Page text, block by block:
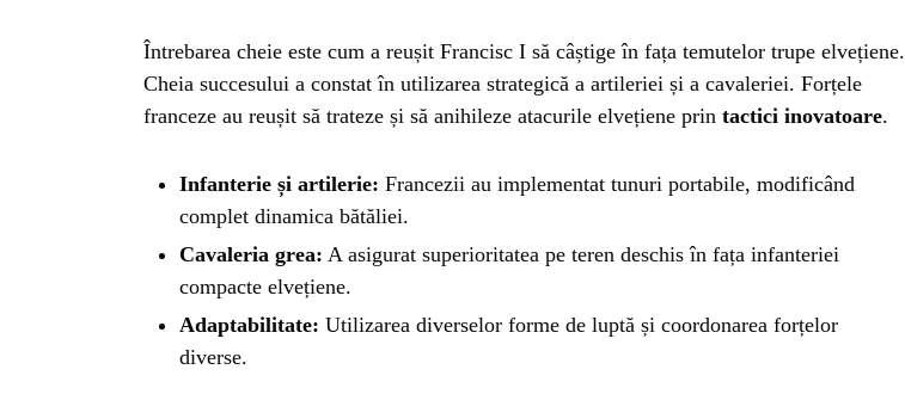
Întrebarea cheie este cum a reușit Francisc I să câștige în fața temutelor trupe elvețiene.
Cheia succesului a constat în utilizarea strategică a artileriei și a cavaleriei. Forțele
franceze au reușit să trateze și să anihileze atacurile elvețiene prin tactici inovatoare.
Infanterie și artilerie: Francezii au implementat tunuri portabile, modificând
complet dinamica bătăliei.
Cavaleria grea: A asigurat superioritatea pe teren deschis în fața infanteriei
compacte elvețiene.
Adaptabilitate: Utilizarea diverselor forme de luptă și coordonarea forțelor
diverse.